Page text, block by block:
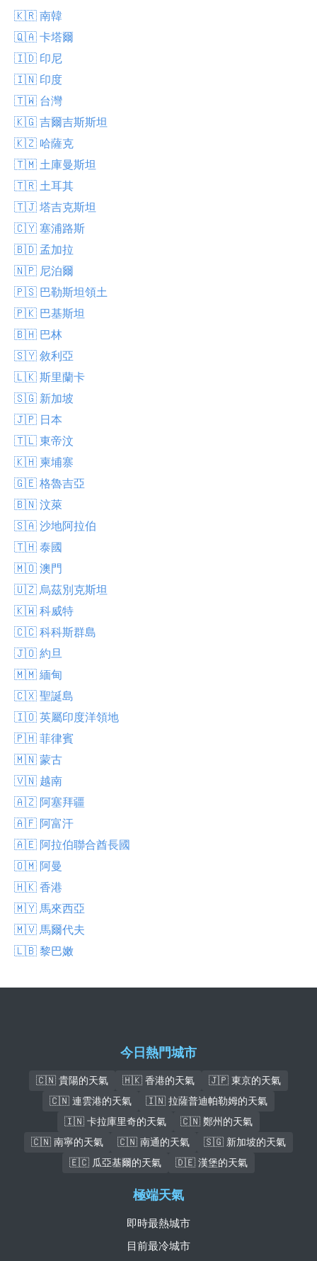
🇰🇷 南韓
🇶🇦 卡塔爾
🇮🇩 印尼
🇮🇳 印度
🇹🇼 台灣
🇰🇬 吉爾吉斯斯坦
🇰🇿 哈薩克
🇹🇲 土庫曼斯坦
🇹🇷 土耳其
🇹🇯 塔吉克斯坦
🇨🇾 塞浦路斯
🇧🇩 孟加拉
🇳🇵 尼泊爾
🇵🇸 巴勒斯坦領土
🇵🇰 巴基斯坦
🇧🇭 巴林
🇸🇾 敘利亞
🇱🇰 斯里蘭卡
🇸🇬 新加坡
🇯🇵 日本
🇹🇱 東帝汶
🇰🇭 柬埔寨
🇬🇪 格魯吉亞
🇧🇳 汶萊
🇸🇦 沙地阿拉伯
🇹🇭 泰國
🇲🇴 澳門
🇺🇿 烏茲別克斯坦
🇰🇼 科威特
🇨🇨 科科斯群島
🇯🇴 約旦
🇲🇲 緬甸
🇨🇽 聖誕島
🇮🇴 英屬印度洋領地
🇵🇭 菲律賓
🇲🇳 蒙古
🇻🇳 越南
🇦🇿 阿塞拜疆
🇦🇫 阿富汗
🇦🇪 阿拉伯聯合酋長國
🇴🇲 阿曼
🇭🇰 香港
🇲🇾 馬來西亞
🇲🇻 馬爾代夫
🇱🇧 黎巴嫩
今日熱門城市
🇨🇳 貴陽的天氣 🇭🇰 香港的天氣
🇯🇵 東京的天氣
🇨🇳 連雲港的天氣
🇮🇳 拉薩普迪帕勒姆的天氣
🇮🇳 卡拉庫里奇的天氣
🇨🇳 鄭州的天氣
🇨🇳 南寧的天氣
🇨🇳 南通的天氣
🇸🇬 新加坡的天氣
🇪🇨 瓜亞基爾的天氣
🇩🇪 漢堡的天氣
極端天氣
即時最熱城市
目前最冷城市